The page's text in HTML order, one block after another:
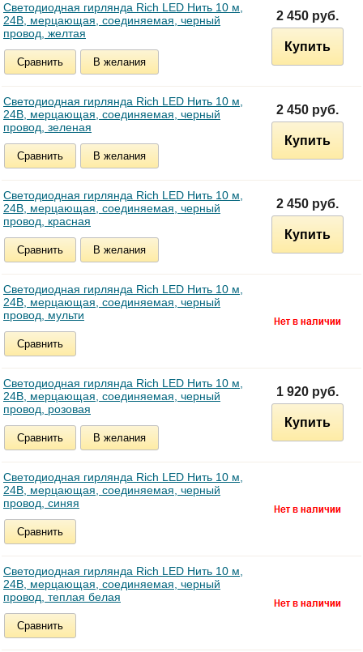
Светодиодная гирлянда Rich LED Нить 10 м,
24В, мерцающая, соединяемая, черный
провод, желтая
Сравнить В желания
2 450 руб.
Купить
Светодиодная гирлянда Rich LED Нить 10 м,
24В, мерцающая, соединяемая, черный
провод, зеленая
Сравнить В желания
2 450 руб.
Купить
Светодиодная гирлянда Rich LED Нить 10 м,
24В, мерцающая, соединяемая, черный
провод, красная
Сравнить В желания
2 450 руб.
Купить
Светодиодная гирлянда Rich LED Нить 10 м,
24В, мерцающая, соединяемая, черный
провод, мульти
Сравнить
Светодиодная гирлянда Rich LED Нить 10 м,
24В, мерцающая, соединяемая, черный
провод, розовая
Сравнить В желания
1 920 руб.
Купить
Светодиодная гирлянда Rich LED Нить 10 м,
24В, мерцающая, соединяемая, черный
провод, синяя
Сравнить
Светодиодная гирлянда Rich LED Нить 10 м,
24В, мерцающая, соединяемая, черный
провод, теплая белая
Сравнить